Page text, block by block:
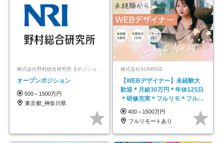
オープンポジション
500～1500万円
東京都_神奈川県
株式会社SUNRISE
【WEBデザイナー】未経験大
歓迎＊月給30万円＊年休125日
＊研修充実＊フルリモ＊フルフ
レックス＊
400～1500万円
フルリモートあり